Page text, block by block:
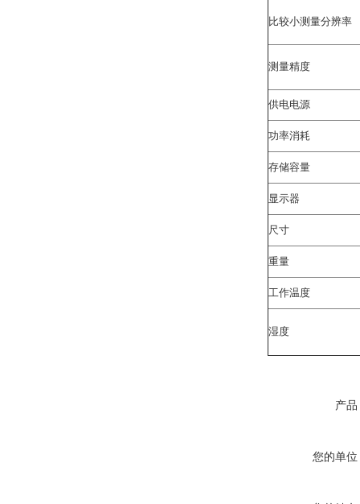
比较小测量分辨率
测量精度
供电电源
功率消耗
存储容量
显示器
尺寸
重量
工作温度
湿度
产品
您的单位